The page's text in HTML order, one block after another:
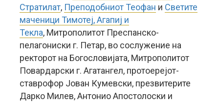
Стратилат, Преподобниот Теофан и Светите
маченици Тимотеј, Агапиј и
Текла, Митрополитот Преспанско-
пелагониски г. Петар, во сослужение на
ректорот на Богословијата, Митрополитот
Повардарски г. Агатангел, протоерејот-
ставрофор Јован Кумевски, презвитерите
Дарко Милев, Антонио Апостолоски и